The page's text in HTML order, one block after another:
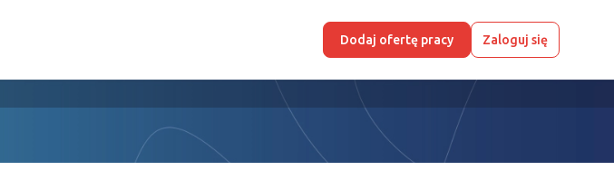
Dodaj ofertę pracy Zaloguj się